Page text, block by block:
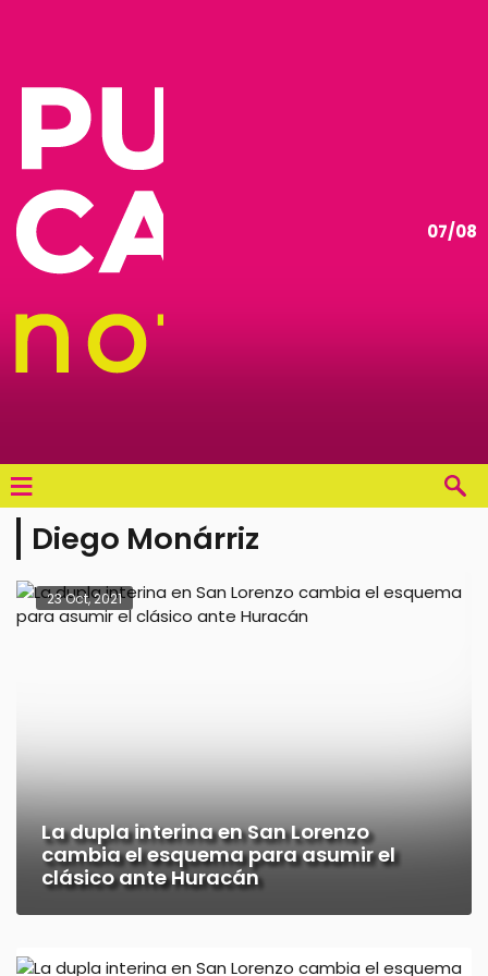
07/08
≡
Diego Monárriz
23 Oct, 2021
La dupla interina en San Lorenzo
cambia el esquema para asumir el
clásico ante Huracán